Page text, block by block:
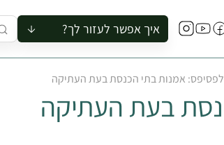
איך אפשר לעזור לך?
להזמין סיור לקבוצה
להירשם לסיור
להירשם לקורס
לקנות ספר
אמנות בתי הכנסת בעת העתיקה
בעת העתיקה